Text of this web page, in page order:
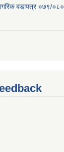
वडापत्र ०७९/०८०